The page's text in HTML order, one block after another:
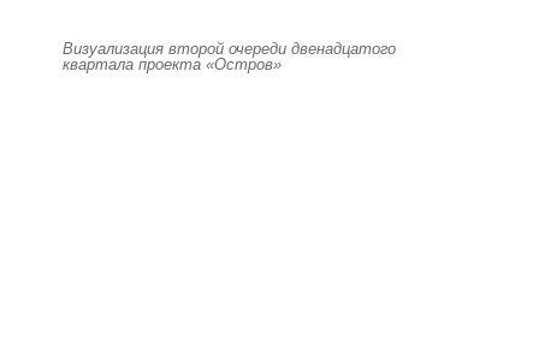
Визуализация второй очереди двенадцатого
квартала проекта «Остров»